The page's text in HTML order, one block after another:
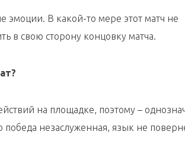
эмоции. В какой-то мере этот матч не
в свою сторону концовку матча.
на площадке, поэтому –
победа незаслуженная, язык не